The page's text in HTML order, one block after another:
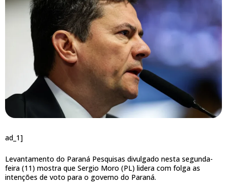
ad_1]
Levantamento do Paraná Pesquisas divulgado nesta segunda-
feira (11) mostra que Sergio Moro (PL) lidera com folga as
intenções de voto para o governo do Paraná.